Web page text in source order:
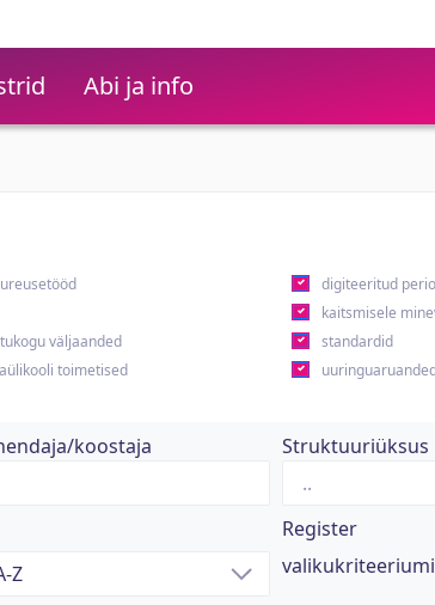
Abi ja info
digiteeritud
kaitsmisele
väljaanded standardid
toimetised
koostaja Struktuuriüksus
Register